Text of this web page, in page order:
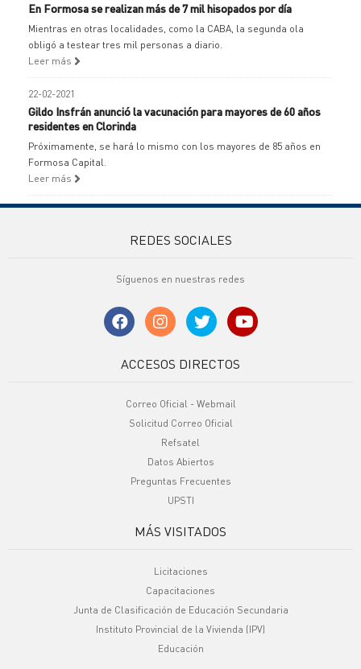
En Formosa se realizan más de 7 mil hisopados por día
Mientras en otras localidades, como la CABA, la segunda ola
obligó a testear tres mil personas a diario.
Leer más
22-02-2021
Gildo Insfrán anunció la vacunación para mayores de 60 años
residentes en Clorinda
Próximamente, se hará lo mismo con los mayores de 85 años en
Formosa Capital.
Leer más
REDES SOCIALES
Síguenos en nuestras redes
ACCESOS DIRECTOS
Correo Oficial - Webmail
Solicitud Correo Oficial
Refsatel
Datos Abiertos
Preguntas Frecuentes
UPSTI
MÁS VISITADOS
Licitaciones
Capacitaciones
Junta de Clasificación de Educación Secundaria
Instituto Provincial de la Vivienda (IPV)
Educación